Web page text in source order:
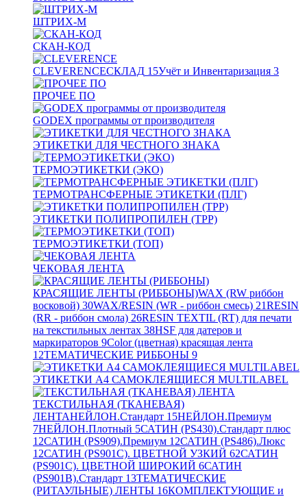
ШТРИХ-М
СКАН-КОД
CLEVERENCEСКЛАД 15Учёт и Инвентаризация 3
ПРОЧЕЕ ПО
GODEX программы от производителя
ЭТИКЕТКИ ДЛЯ ЧЕСТНОГО ЗНАКА
ТЕРМОЭТИКЕТКИ (ЭКО)
ТЕРМОТРАНСФЕРНЫЕ ЭТИКЕТКИ (ПЛГ)
ЭТИКЕТКИ ПОЛИПРОПИЛЕН (TPP)
ТЕРМОЭТИКЕТКИ (ТОП)
ЧЕКОВАЯ ЛЕНТА
КРАСЯЩИЕ ЛЕНТЫ (РИББОНЫ)WAX (RW риббон
восковой) 30WAX/RESIN (WR - риббон смесь) 21RESIN
(RR - риббон смола) 26RESIN TEXTIL (RT) для печати
на текстильных лентах 38HSF для датеров и
маркираторов 9Color (цветная) красящая лента
12ТЕМАТИЧЕСКИЕ РИББОНЫ 9
ЭТИКЕТКИ А4 САМОКЛЕЯЩИЕСЯ MULTILABEL
ТЕКСТИЛЬНАЯ (ТКАНЕВАЯ)
ЛЕНТАНЕЙЛОН.Стандарт 15НЕЙЛОН.Премиум
7НЕЙЛОН.Плотный 5САТИН (PS430).Стандарт плюс
12САТИН (PS909).Премиум 12САТИН (PS486).Люкс
12САТИН (PS901C). ЦВЕТНОЙ УЗКИЙ 62САТИН
(PS901C). ЦВЕТНОЙ ШИРОКИЙ 6САТИН
(PS901B).Стандарт 13ТЕМАТИЧЕСКИЕ
(РИТАУЛЬНЫЕ) ЛЕНТЫ 16КОМПЛЕКТУЮЩИЕ и